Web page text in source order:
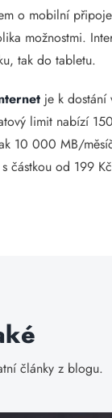
o mobilní
možnostmi.
tak do tabletu.
je k
limit nabízí
10 000 MB/
s částkou od 199
články z blogu.